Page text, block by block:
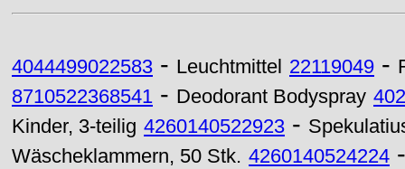
4044499022583 - Leuchtmittel 22119049 -
8710522368541 - Deodorant Bodyspray
Kinder, 3-teilig 4260140522923 -
Wäscheklammern, 50 Stk. 4260140524224